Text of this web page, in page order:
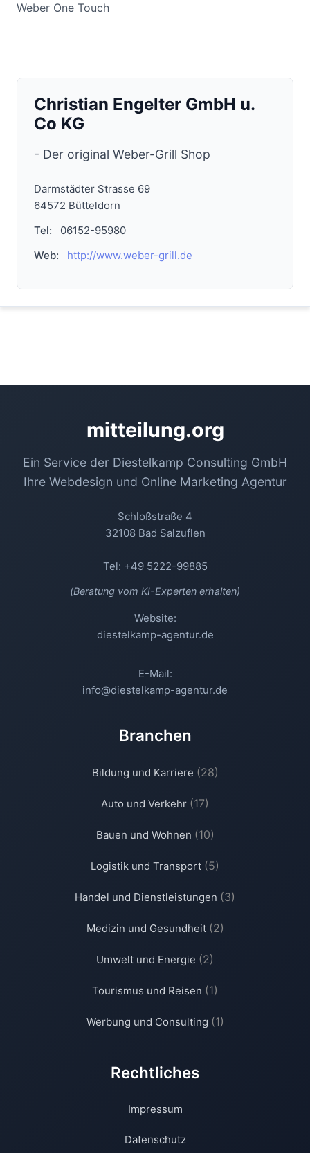
Weber One Touch
Christian Engelter GmbH u.
Co KG
- Der original Weber-Grill Shop
Darmstädter Strasse 69
64572 Bütteldorn
Tel:
06152-95980
Web:
http://www.weber-grill.de
mitteilung.org
Ein Service der Diestelkamp Consulting GmbH
Ihre Webdesign und Online Marketing Agentur
Schloßstraße 4
32108 Bad Salzuflen
Tel: +49 5222-99885
(Beratung vom KI-Experten erhalten)
Website:
diestelkamp-agentur.de
E-Mail:
info@diestelkamp-agentur.de
Branchen
Bildung und Karriere (28)
Auto und Verkehr (17)
Bauen und Wohnen (10)
Logistik und Transport (5)
Handel und Dienstleistungen (3)
Medizin und Gesundheit (2)
Umwelt und Energie (2)
Tourismus und Reisen (1)
Werbung und Consulting (1)
Rechtliches
Impressum
Datenschutz